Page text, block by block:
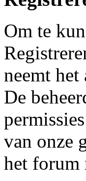
Om te
neemt
De
van onze
het forum